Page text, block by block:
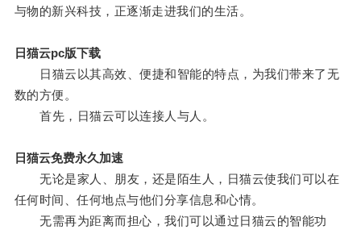
与物的新兴科技，正逐渐走进我们的生活。
日猫云pc版下载
日猫云以其高效、便捷和智能的特点，为我们带来了无
数的方便。
首先，日猫云可以连接人与人。
日猫云免费永久加速
无论是家人、朋友，还是陌生人，日猫云使我们可以在
任何时间、任何地点与他们分享信息和心情。
无需再为距离而担心，我们可以通过日猫云的智能功